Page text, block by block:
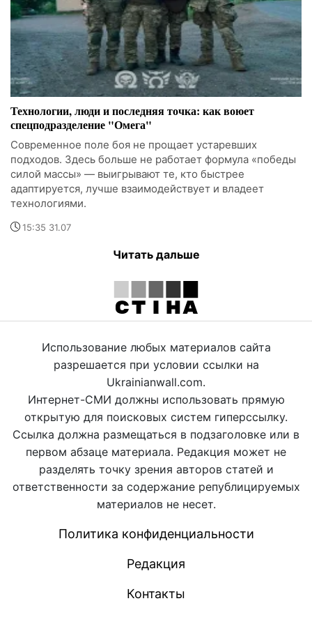
Технологии, люди и последняя точка: как воюет
спецподразделение "Омега"
Современное поле боя не прощает устаревших
подходов. Здесь больше не работает формула «победы
силой массы» — выигрывают те, кто быстрее
адаптируется, лучше взаимодействует и владеет
технологиями.
15:35 31.07
Читать дальше
Использование любых материалов сайта
разрешается при условии ссылки на
Ukrainianwall.com.
Интернет-СМИ должны использовать прямую
открытую для поисковых систем гиперссылку.
Ссылка должна размещаться в подзаголовке или в
первом абзаце материала. Редакция может не
разделять точку зрения авторов статей и
ответственности за содержание републицируемых
материалов не несет.
Политика конфиденциальности
Редакция
Контакты